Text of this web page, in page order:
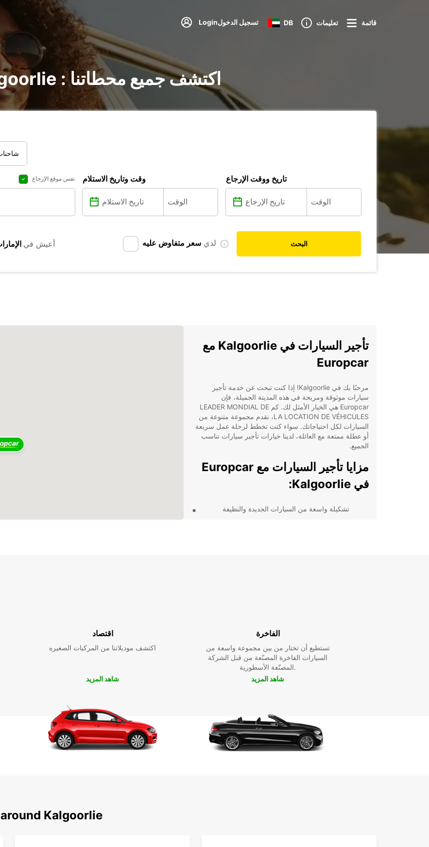
Loginتسجيل الدخول DB تعليمات قائمة
تأجير السيارات في Kalgoorlie : اكتشف جميع محطاتنا
نفس موقع الإرجاع وقت وتاريخ الاستلام تاريخ ووقت الإرجاع
أعيش في لدي سعر متفاوض عليه البحث
تأجير السيارات في Kalgoorlie مع
Europcar
مرحبًا بك في Kalgoorlie! إذا كنت تبحث عن خدمة تأجير
سيارات موثوقة ومريحة في هذه المدينة الجميلة، فإن
Europcar هي الخيار الأمثل لك. كم LEADER MONDIAL DE
LA LOCATION DE VÉHICULES، نقدم مجموعة متنوعة من
السيارات لكل احتياجاتك. سواء كنت تخطط لرحلة عمل سريعة
أو عطلة ممتعة مع العائلة، لدينا خيارات تأجير سيارات تناسب
الجميع.
مزايا تأجير السيارات مع Europcar
في Kalgoorlie:
تشكيلة واسعة من السيارات الجديدة والنظيفة
اقتصاد
اكتشف موديلاتنا من المركبات الصغيره
شاهد المزيد
الفاخرة
تستطيع أن تختار من بين مجموعة واسعة من
السيارات الفاخرة المصنّعة من قبل الشركة
المصنّعة الأسطورية.
شاهد المزيد
Kalgoorlie